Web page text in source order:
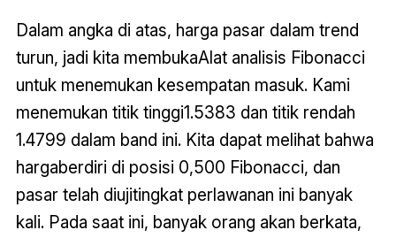
Dalam angka di atas, harga pasar dalam trend
turun, jadi kita membukaAlat analisis Fibonacci
untuk menemukan kesempatan masuk. Kami
menemukan titik tinggi1.5383 dan titik rendah
1.4799 dalam band ini. Kita dapat melihat bahwa
hargaberdiri di posisi 0,500 Fibonacci, dan
pasar telah diujitingkat perlawanan ini banyak
kali. Pada saat ini, banyak orang akan berkata,